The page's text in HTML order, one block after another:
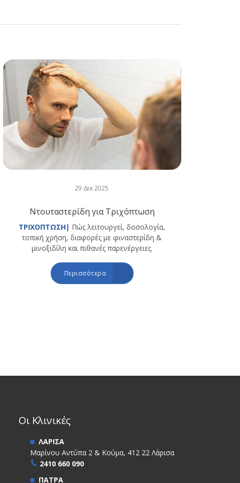
29 Δεκ 2025
Ντουταστερίδη για Τριχόπτωση
ΤΡΙΧΟΠΤΩΣΗ| Πώς λειτουργεί, δοσολογία,
τοπική χρήση, διαφορές με φιναστερίδη &
μινοξιδίλη και πιθανές παρενέργειες.
Περισσότερα
Οι Κλινικές
ΛΑΡΙΣΑ
Μαρίνου Αντύπα 2 & Κούμα, 412 22 Λάρισα
2410 660 090
ΠΑΤΡΑ